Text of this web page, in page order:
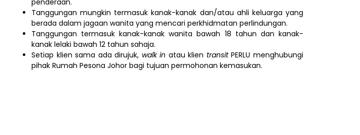
penderaan.
Tanggungan mungkin termasuk kanak-kanak dan/atau ahli keluarga yang
berada dalam jagaan wanita yang mencari perkhidmatan perlindungan.
Tanggungan termasuk kanak-kanak wanita bawah 18 tahun dan kanak-
kanak lelaki bawah 12 tahun sahaja.
Setiap klien sama ada dirujuk, walk in atau klien transitPERLU menghubungi
pihak Rumah Pesona Johor bagi tujuan permohonan kemasukan.